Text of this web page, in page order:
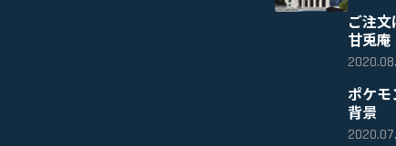
ご注
甘兎庵
ポケモ
背景